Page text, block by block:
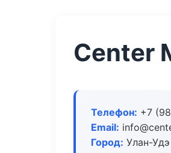
Center
Телефон: +7
Email:
Город: Улан-Удэ